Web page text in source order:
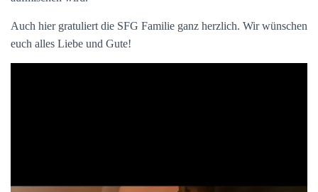
Auch hier gratuliert die SFG Familie ganz herzlich. Wir wünschen
euch alles Liebe und Gute!